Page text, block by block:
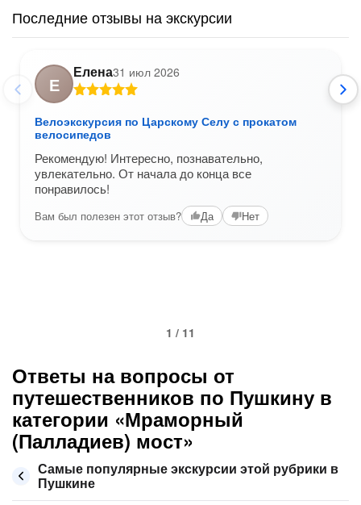
Последние отзывы на экскурсии
Е
Елена31 июл 2026
Велоэкскурсия по Царскому Селу с прокатом
велосипедов
Рекомендую! Интересно, познавательно,
увлекательно. От начала до конца все
понравилось!
Вам был полезен этот отзыв? Да Нет
1 / 11
Ответы на вопросы от
путешественников по Пушкину в
категории «Мраморный
(Палладиев) мост»
Самые популярные экскурсии этой рубрики в
Пушкине